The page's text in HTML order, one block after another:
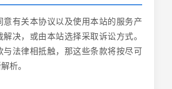
意有关本协议以及使用本站的服务产
决，或由本站选择采取诉讼方式。
与法律相抵触，那这些条款将按尽可
析。